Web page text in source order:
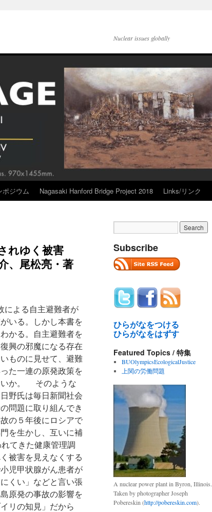
Nuclear issues globally
ジウム Nagasaki Hanford Bridge Project 2018 Links/リンク
れゆく被害
、尾松亮・著
よる自主避難者が
いる。しかし本書を
かる。自主避難者を
興の邪魔になる存在
ものに見せて、避難
た一連の原発政策を
いか。 そのような
野氏は毎日新聞社会
問題に取り組んでき
の５年後にロシアで
を生かし、互いに補
てきた健康管理調
被害を見えなくする
児甲状腺がん患者が
くい」などと言い張
原発の事故の影響を
リの知見」だから
Subscribe
ひらがなをつける
ひらがなをはずす
Featured Topics / 特集
BUOlympicsEcologicalJustice
上関の労働問題
A nuclear power plant in Byron, Illinois.
Taken by photographer Joseph
Pobereskin (http://pobereskin.com).